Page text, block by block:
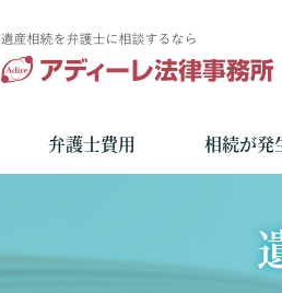
弁護士費用 相続が発